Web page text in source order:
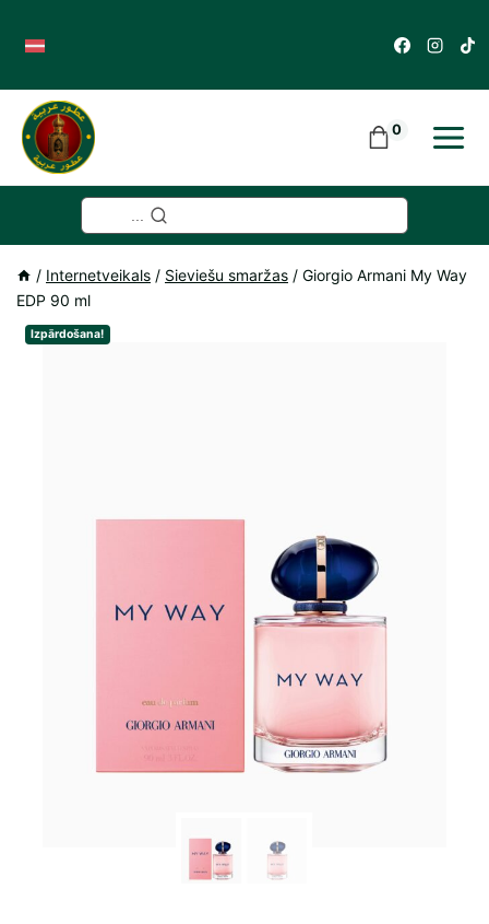
content
0
/ Internetveikals / Sieviešu smaržas / Giorgio Armani My Way
EDP 90 ml
Izpārdošana!